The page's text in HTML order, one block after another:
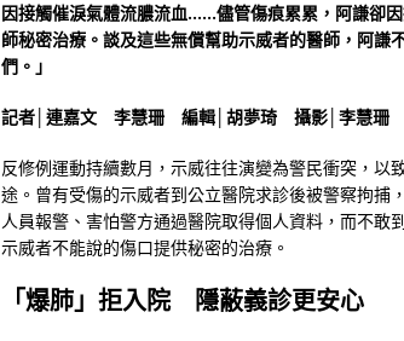
因接觸催淚氣體流膿流血……儘管傷痕累累，阿謙卻
師秘密治療。談及這些無償幫助示威者的醫師，阿
們。」
記者│連嘉文 李慧珊 編輯│胡夢琦 攝影│李慧
反修例運動持續數月，示威往往演變為警民衝突，
途。曾有受傷的示威者到公立醫院求診後被警察拘捕
人員報警、害怕警方通過醫院取得個人資料，而不敢
示威者不能說的傷口提供秘密的治療。
「爆肺」拒入院 隱蔽義診更安心